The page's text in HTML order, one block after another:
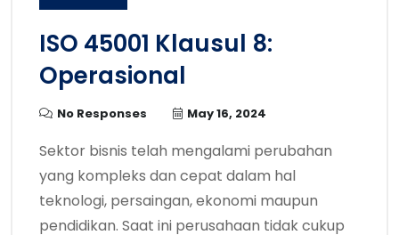
ISO 45001 Klausul 8:
Operasional
No Responses May 16, 2024
Sektor bisnis telah mengalami perubahan
yang kompleks dan cepat dalam hal
teknologi, persaingan, ekonomi maupun
pendidikan. Saat ini perusahaan tidak cukup